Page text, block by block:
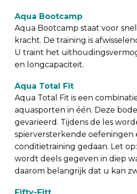
Aqua Bootcamp
Aqua Bootcamp staat voor
kracht. De training is
U traint het
en longcapaciteit.
Aqua Total Fit
Aqua Total Fit is een
aquasporten in één. Deze
gevarieerd. Tijdens de les
spierversterkende oefeningen
conditietraining gedaan. Let
wordt deels gegeven in diep
daarom belangrijk dat u kan